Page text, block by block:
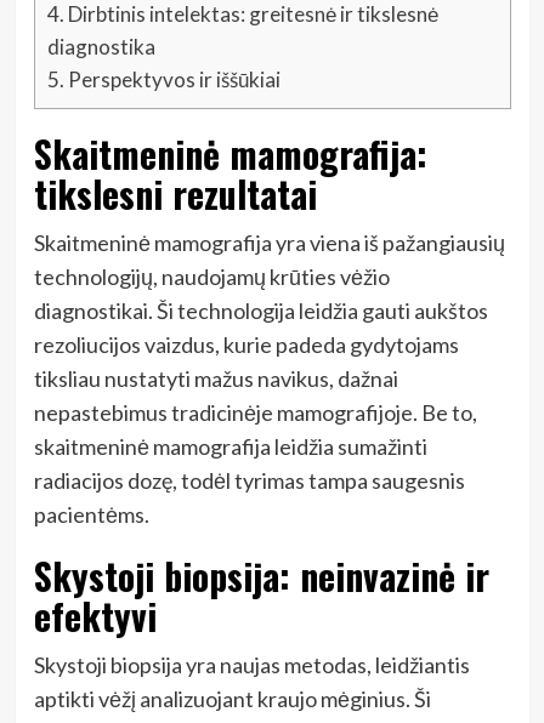
4. Dirbtinis intelektas: greitesnė ir tikslesnė
diagnostika
5. Perspektyvos ir iššūkiai
Skaitmeninė mamografija:
tikslesni rezultatai
Skaitmeninė mamografija yra viena iš pažangiausių
technologijų, naudojamų krūties vėžio
diagnostikai. Ši technologija leidžia gauti aukštos
rezoliucijos vaizdus, kurie padeda gydytojams
tiksliau nustatyti mažus navikus, dažnai
nepastebimus tradicinėje mamografijoje. Be to,
skaitmeninė mamografija leidžia sumažinti
radiacijos dozę, todėl tyrimas tampa saugesnis
pacientėms.
Skystoji biopsija: neinvazinė ir
efektyvi
Skystoji biopsija yra naujas metodas, leidžiantis
aptikti vėžį analizuojant kraujo mėginius. Ši